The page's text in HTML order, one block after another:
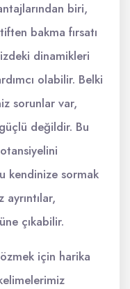
biri,
bakma fırsatı
dinamikleri
olabilir. Belki
sorunlar var,
değildir. Bu
kendinize sormak
ayrıntılar,
çıkabilir.
için harika